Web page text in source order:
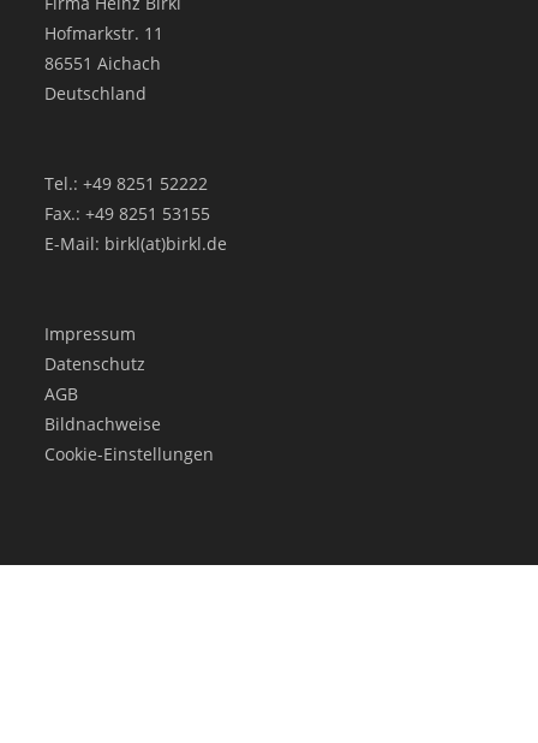
Hofmarkstr. 11
86551 Aichach
Deutschland
Tel.: +49 8251 52222
Fax.: +49 8251 53155
E-Mail: birkl(at)birkl.de
Impressum
Datenschutz
AGB
Bildnachweise
Cookie-Einstellungen